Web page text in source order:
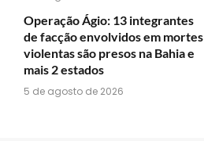
Operação Ágio: 13 integrantes
de facção envolvidos em mortes
violentas são presos na Bahia e
mais 2 estados
5 de agosto de 2026